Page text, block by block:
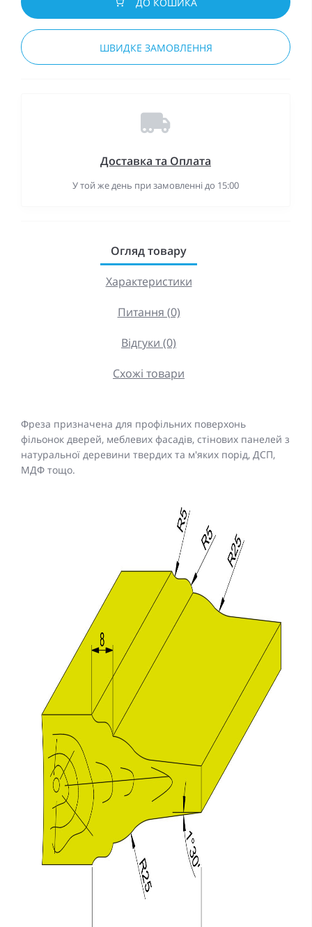
ШВИДКЕ ЗАМОВЛЕННЯ
Доставка та Оплата
У той же день при замовленні до 15:00
Огляд товару
Характеристики
Питання (0)
Відгуки (0)
Схожі товари
Фреза призначена для профільних поверхонь
фільонок дверей, меблевих фасадів, стінових панелей з
натуральної деревини твердих та м'яких порід, ДСП,
МДФ тощо.